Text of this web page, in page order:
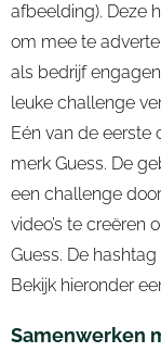
afbeelding). Deze
om mee te
als bedrijfengagen
leuke challenge
Eén van de eerste
merk Guess. De
een challenge
video’s te creëren
Guess. De
Bekijk hieronder
Samenwerken